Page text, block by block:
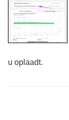
u oplaadt.